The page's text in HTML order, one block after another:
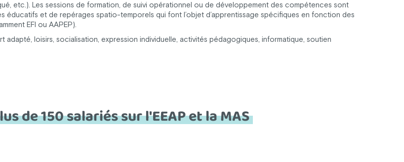
etc.). Les sessions de formation, de suivi opérationnel ou de développement des compétences sont
éducatifs et de repérages spatio-temporels qui font l’objet d’apprentissage spécifiques en fonction des
EFI ou AAPEP).
adapté, loisirs, socialisation, expression individuelle, activités pédagogiques, informatique, soutien
de 150 salariés sur l'EEAP et la MAS